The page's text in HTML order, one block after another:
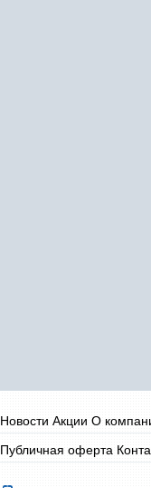
Новости Акции О
Публичная оферта